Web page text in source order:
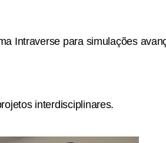
Intraverse para simulações
interdisciplinares.